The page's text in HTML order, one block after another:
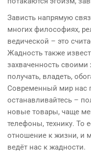
Зависть напрямую
многих философиях,
ведической – это
Жадность также
захваченность
получать, владеть,
Современный мир нас
останавливайтесь –
новые товары, чаще
телефоны, технику. То
отношение к жизни, и
ведёт нас к жадности.